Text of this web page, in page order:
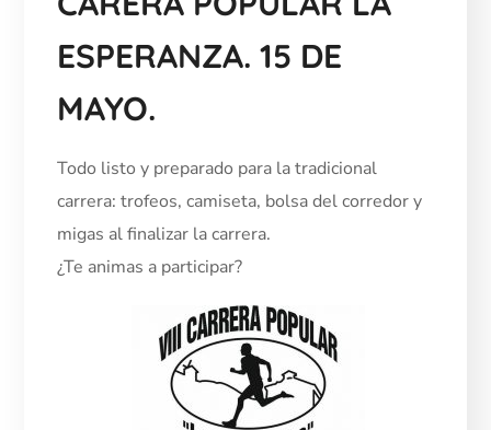
ESPERANZA. 15 DE
MAYO.
Todo listo y preparado para la tradicional
carrera: trofeos, camiseta, bolsa del corredor y
migas al finalizar la carrera.
¿Te animas a participar?